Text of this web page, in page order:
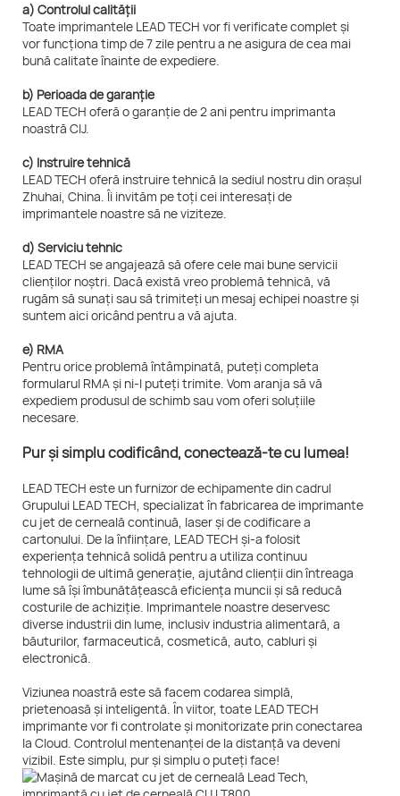
a) Controlul calității
Toate imprimantele LEAD TECH vor fi verificate complet și
vor funcționa timp de 7 zile pentru a ne asigura de cea mai
bună calitate înainte de expediere.
b) Perioada de garanție
LEAD TECH oferă o garanție de 2 ani pentru imprimanta
noastră CIJ.
c) Instruire tehnică
LEAD TECH oferă instruire tehnică la sediul nostru din orașul
Zhuhai, China. Îi invităm pe toți cei interesați de
imprimantele noastre să ne viziteze.
d) Serviciu tehnic
LEAD TECH se angajează să ofere cele mai bune servicii
clienților noștri. Dacă există vreo problemă tehnică, vă
rugăm să sunați sau să trimiteți un mesaj echipei noastre și
suntem aici oricând pentru a vă ajuta.
e) RMA
Pentru orice problemă întâmpinată, puteți completa
formularul RMA și ni-l puteți trimite. Vom aranja să vă
expediem produsul de schimb sau vom oferi soluțiile
necesare.
Pur și simplu codificând, conectează-te cu lumea!
LEAD TECH este un furnizor de echipamente din cadrul
Grupului LEAD TECH, specializat în fabricarea de imprimante
cu jet de cerneală continuă, laser și de codificare a
cartonului. De la înființare, LEAD TECH și-a folosit
experiența tehnică solidă pentru a utiliza continuu
tehnologii de ultimă generație, ajutând clienții din întreaga
lume să își îmbunătățească eficiența muncii și să reducă
costurile de achiziție. Imprimantele noastre deservesc
diverse industrii din lume, inclusiv industria alimentară, a
băuturilor, farmaceutică, cosmetică, auto, cabluri și
electronică.
Viziunea noastră este să facem codarea simplă,
prietenoasă și inteligentă. În viitor, toate LEAD TECH
imprimante vor fi controlate și monitorizate prin conectarea
la Cloud. Controlul mentenanței de la distanță va deveni
vizibil. Este simplu, pur și simplu o puteți face!